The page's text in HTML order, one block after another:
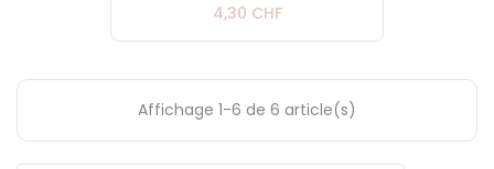
4,30 CHFPrix
Affichage 1-6 de 6 article(s)